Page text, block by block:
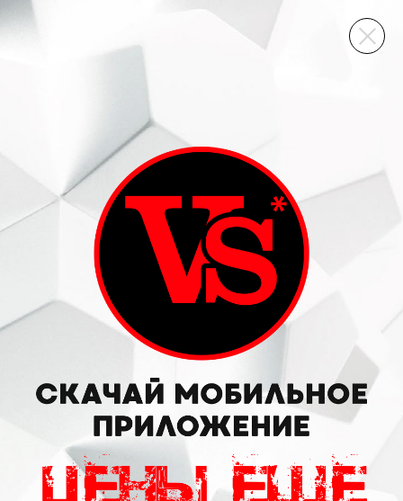
ВИННЫЙ СКЛАД